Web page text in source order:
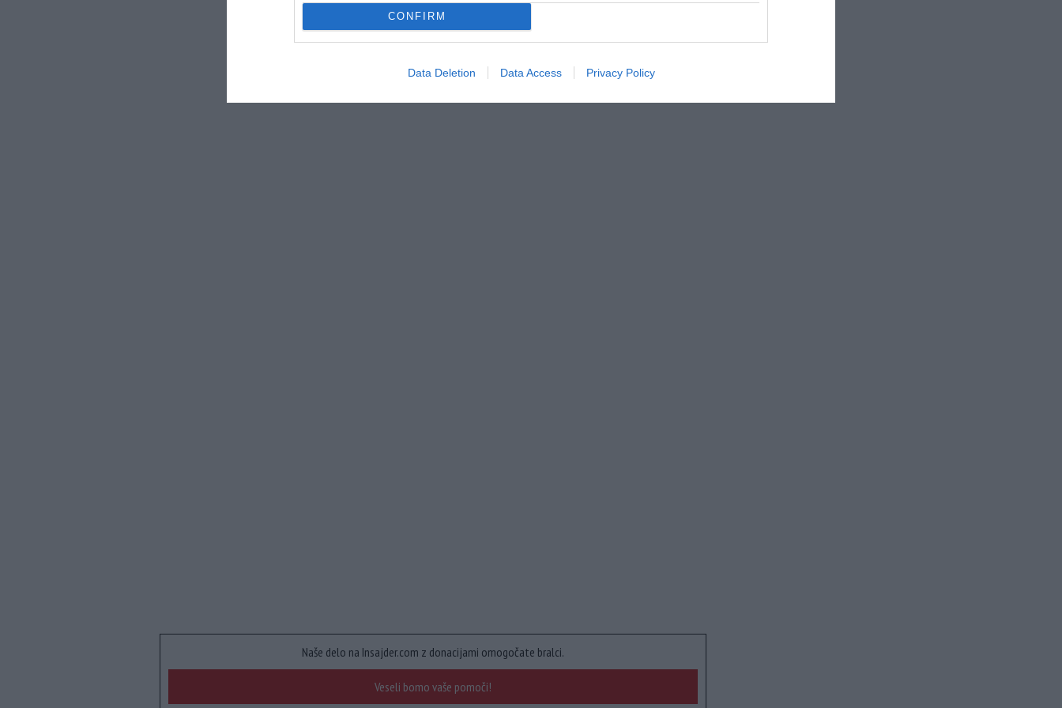
CONFIRM
Data Deletion Data Access Privacy Policy
Naše delo na Insajder.com z donacijami omogočate bralci.
Veseli bomo vaše pomoči!